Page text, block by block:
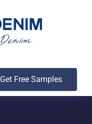
Get Free Samples